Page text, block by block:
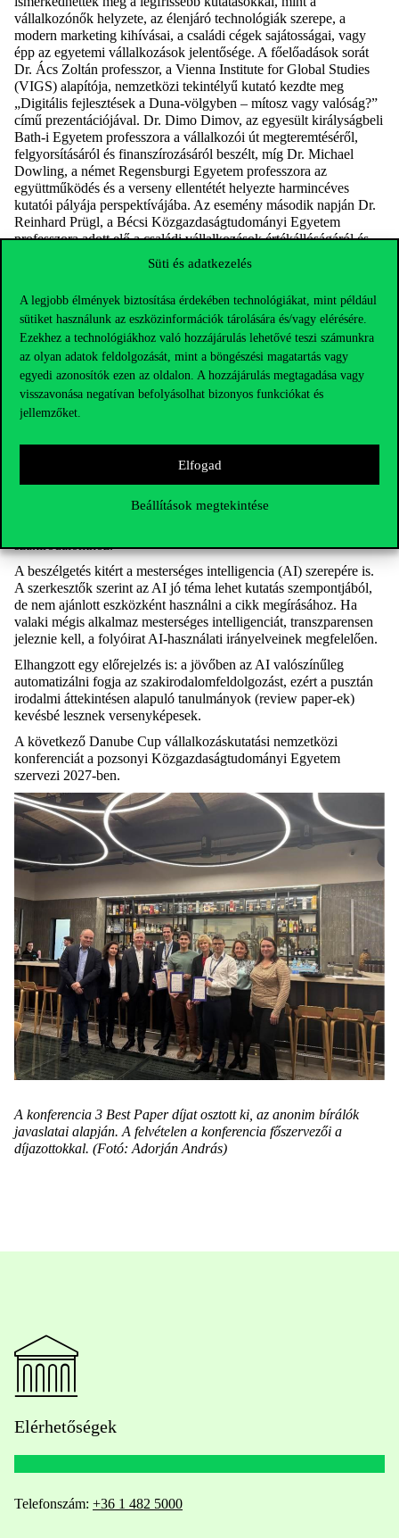
Süti és adatkezelés
A legjobb élmények biztosítása érdekében technológiákat, mint például
sütiket használunk az eszközinformációk tárolására és/vagy elérésére.
Ezekhez a technológiákhoz való hozzájárulás lehetővé teszi számunkra
az olyan adatok feldolgozását, mint a böngészési magatartás vagy
egyedi azonosítók ezen az oldalon. A hozzájárulás megtagadása vagy
visszavonása negatívan befolyásolhat bizonyos funkciókat és
jellemzőket.
Elfogad
Beállítások megtekintése
vállalkozónők helyzete, az élenjáró technológiák szerepe, a
modern marketing kihívásai, a családi cégek sajátosságai, vagy
épp az egyetemi vállalkozások jelentősége. A főelőadások sorát
Dr. Ács Zoltán professzor, a Vienna Institute for Global Studies
(VIGS) alapítója, nemzetközi tekintélyű kutató kezdte meg
„Digitális fejlesztések a Duna-völgyben – mítosz vagy valóság?”
című prezentációjával. Dr. Dimo Dimov, az egyesült királyságbeli
Bath-i Egyetem professzora a vállalkozói út megteremtéséről,
felgyorsításáról és finanszírozásáról beszélt, míg Dr. Michael
Dowling, a német Regensburgi Egyetem professzora az
együttműködés és a verseny ellentétét helyezte harmincéves
kutatói pályája perspektívájába. Az esemény második napján Dr.
Reinhard Prügl, a Bécsi Közgazdaságtudományi Egyetem
professzora adott elő a családivállalkozások értékállóságáról és
beszélgetésre hat, nemzetközi szakmai (javarészt Q1 besorolású)
folyóirat szerkesztőjével. A beszélgetést Dr. Huszák Loretta
(Corvinus) és Dr. Kelemen-Erdős Anikó (BME) moderálták. A
szerkesztők elmondása szerint a folyóiratok elfogadási aránya
rendkívül alacsony. A beküldött kéziratok száma folyamatosan
növekszik, ezzel együtt azonban a „desk rejection” – azaz a
bírálat előtti elutasítások – száma is emelkedik. A leggyakoribb
elutasítási ok az, hogy a cikk
A szerkesztők legfontosabb tanácsai a szerzők számára az, hogy
hogy pontosan értsék annak profilját. A tanulmányuk egy „tégla a
szakirodalomhoz.
A beszélgetés kitért a mesterséges intelligencia (AI) szerepére is.
A szerkesztők szerint az AI jó téma lehet kutatás szempontjából,
de nem ajánlott eszközként használni a cikk megírásához. Ha
valaki mégis alkalmaz mesterséges intelligenciát, transzparensen
jeleznie kell, a folyóirat AI-használati irányelveinek megfelelően.
Elhangzott egy előrejelzés is: a jövőben az AI valószínűleg
automatizálni fogja az szakirodalomfeldolgozást, ezért a pusztán
irodalmi áttekintésen alapuló tanulmányok (review paper-ek)
kevésbé lesznek versenyképesek.
A következő Danube Cup vállalkozáskutatási nemzetközi
konferenciát a pozsonyi Közgazdaságtudományi Egyetem
szervezi 2027-ben.
A konferencia 3 Best Paper díjat osztott ki, az anonim bírálók
javaslatai alapján. A felvételen a konferencia főszervezői a
díjazottokkal. (Fotó: Adorján András)
Elérhetőségek
Telefonszám: +36 1 482 5000